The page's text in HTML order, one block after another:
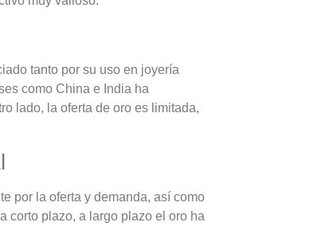
tanto por su uso en joyería
como China e India ha
lado, la oferta de oro es limitada,
por la oferta y demanda, así como
corto plazo, a largo plazo el oro ha